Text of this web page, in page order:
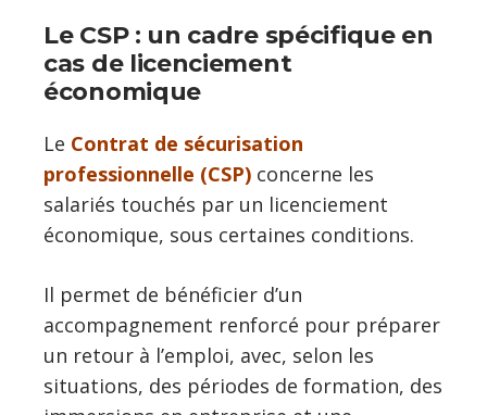
Le CSP : un cadre spécifique en
cas de licenciement
économique
Le Contrat de sécurisation
professionnelle (CSP) concerne les
salariés touchés par un licenciement
économique, sous certaines conditions.
Il permet de bénéficier d’un
accompagnement renforcé pour préparer
un retour à l’emploi, avec, selon les
situations, des périodes de formation, des